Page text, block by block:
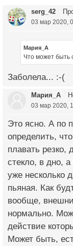
serg_42
03 мар 2020,
Мария_А
Что может быть
Заболела... :-(
Мария_А
03 мар 2020,
Это ясно. А по
определить,
плавать резко,
стекло, в дно,
уже несколько
пьяная. Как
вообще,
нормально.
действие
Может быть,